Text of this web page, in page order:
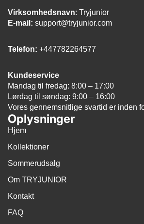
Virksomhedsnavn: Tryjunior
E-mail: support@tryjunior.com
Telefon: +447782264577
Kundeservice
Mandag til fredag: 8:00 – 17:00
Lørdag til søndag: 9:00 – 16:00
Vores gennemsnitlige svartid er inden
Oplysninger
Hjem
Kollektioner
Sommerudsalg
Om TRYJUNIOR
Kontakt
FAQ